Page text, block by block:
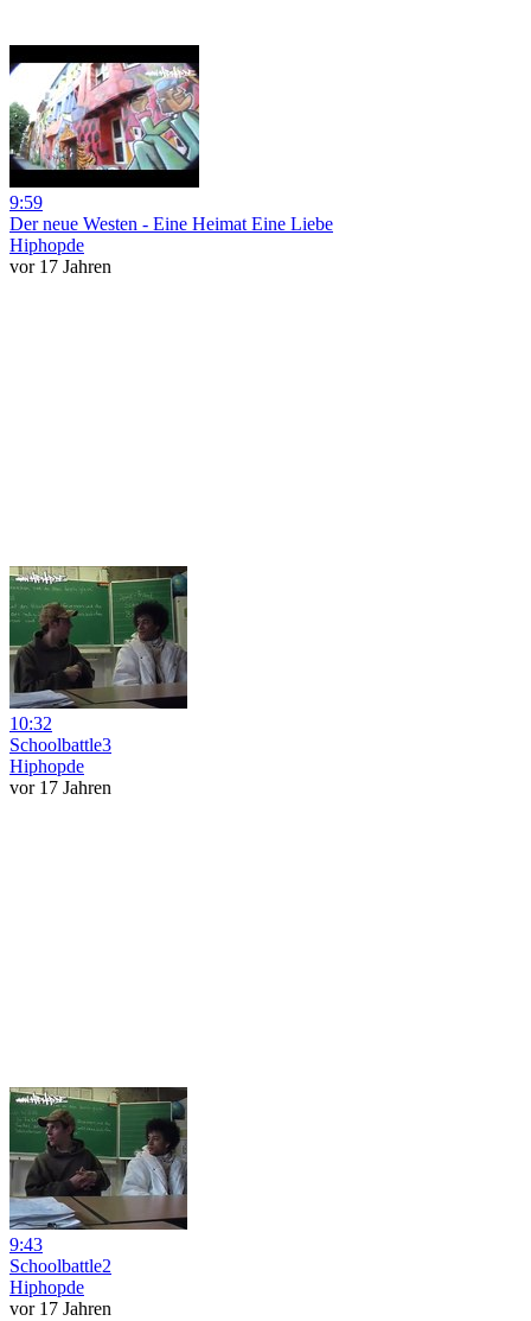
9:59
Der neue Westen - Eine Heimat Eine Liebe
Hiphopde
vor 17 Jahren
10:32
Schoolbattle3
Hiphopde
vor 17 Jahren
9:43
Schoolbattle2
Hiphopde
vor 17 Jahren